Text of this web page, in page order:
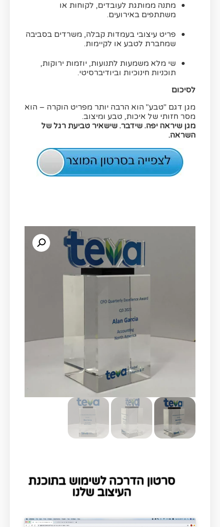
מתנה ממותגת לעובדים, לקוחות או
משתתפים באירועים.
פריט עיצובי בעמדות קבלה, משרדים בסביבה
שמחברת לטבע או לקיימות.
שי מלא משמעות לתנועות, יוזמות ירוקות,
תוכניות חינוכיות וביודיברסיטי.
לסיכום
מגן דגם "טבע" הוא הרבה יותר מפריט הוקרה – הוא
מסר חזותי של איכות, טבע ומיצוב.
מגן שיראה יפה. שידבר. שישאיר טביעת רגל של
השראה.
סרטון הדרכה לשימוש בתוכנת
העיצוב שלנו